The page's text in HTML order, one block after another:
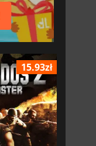
15.93zł